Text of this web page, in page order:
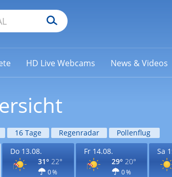
HD Live Webcams News & Videos
16 Tage Regenradar Pollenflug
Do 13.08.
31° 22°
0 %
Fr 14.08.
29° 20°
0 %
Sa